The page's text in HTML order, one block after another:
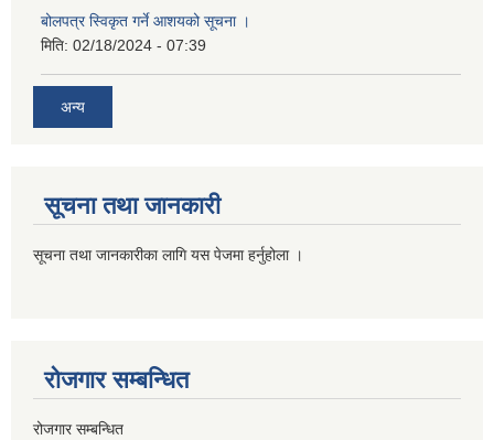
बोलपत्र स्विकृत गर्ने आशयको सूचना ।
मिति: 02/18/2024 - 07:39
अन्य
सूचना तथा जानकारी
सूचना तथा जानकारीका लागि यस पेजमा हर्नुहोला ।
रोजगार सम्बन्धित
रोजगार सम्बन्धित